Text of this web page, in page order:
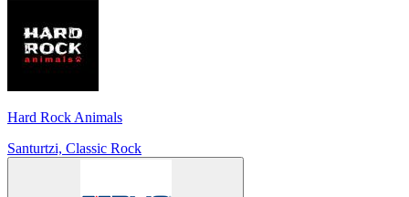
Hard Rock Animals
Santurtzi, Classic Rock